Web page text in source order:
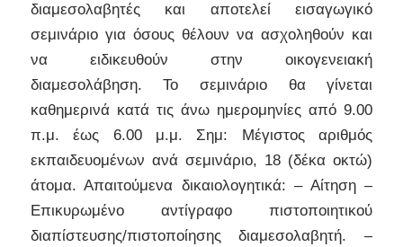
διαμεσολαβητές και αποτελεί εισαγωγικό
σεμινάριο για όσους θέλουν να ασχοληθούν και
να ειδικευθούν στην οικογενειακή
διαμεσολάβηση. Το σεμινάριο θα γίνεται
καθημερινά κατά τις άνω ημερομηνίες από 9.00
π.μ. έως 6.00 μ.μ. Σημ: Μέγιστος αριθμός
εκπαιδευομένων ανά σεμινάριο, 18 (δέκα οκτώ)
άτομα. Απαιτούμενα δικαιολογητικά: – Αίτηση –
Επικυρωμένο αντίγραφο πιστοποιητικού
διαπίστευσης/πιστοποίησης διαμεσολαβητή. –